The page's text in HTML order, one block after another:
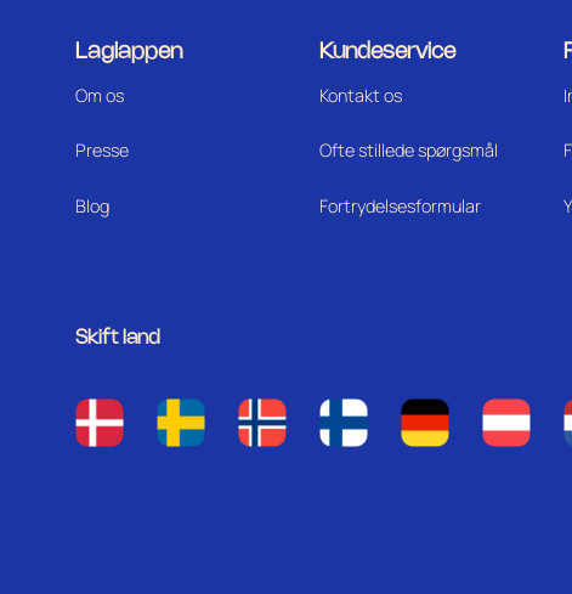
Laglappen
Om os
Presse
Blog
Kundeservice
Kontakt os
Ofte stillede spørgsmål
Fortrydelsesformular
Skift land